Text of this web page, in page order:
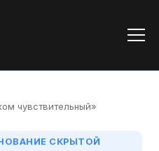
чувствительный»
СКРЫТОЙ